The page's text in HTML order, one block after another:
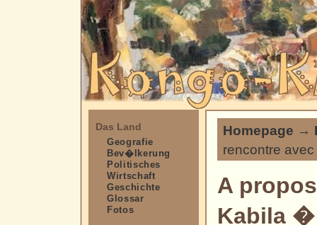
Das Land
Geografie
Bev�lkerung
Politisches
Wirtschaft
Geschichte
Glossar
Fotos
Homepage →
rencontre
A
Kabila �